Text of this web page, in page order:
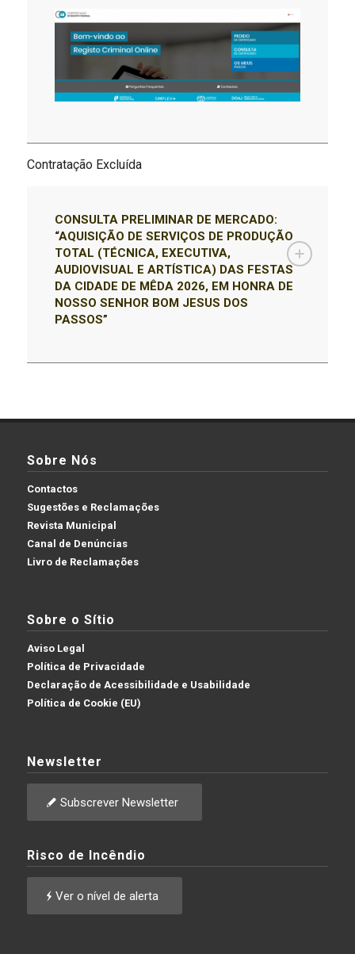
Contratação Excluída
CONSULTA PRELIMINAR DE MERCADO:
“AQUISIÇÃO DE SERVIÇOS DE PRODUÇÃO
TOTAL (TÉCNICA, EXECUTIVA,
AUDIOVISUAL E ARTÍSTICA) DAS FESTAS
DA CIDADE DE MÊDA 2026, EM HONRA DE
NOSSO SENHOR BOM JESUS DOS
PASSOS”
Sobre Nós
Contactos
Sugestões e Reclamações
Revista Municipal
Canal de Denúncias
Livro de Reclamações
Sobre o Sítio
Aviso Legal
Política de Privacidade
Declaração de Acessibilidade e Usabilidade
Política de Cookie (EU)
Newsletter
Subscrever Newsletter
Risco de Incêndio
Ver o nível de alerta